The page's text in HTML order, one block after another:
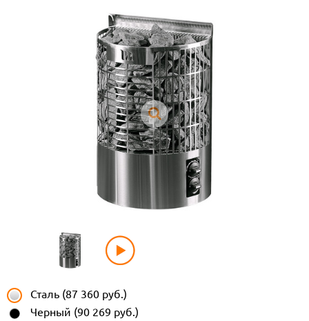
Сталь (87 360 руб.)
Черный (90 269 руб.)